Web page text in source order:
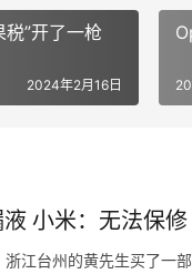
”开了一枪
2024年2月16日
小米：无法保修
江台州的黄先生买了一